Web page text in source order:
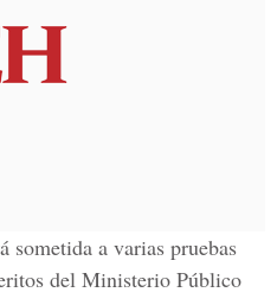
sometida a varias pruebas
del Ministerio Público